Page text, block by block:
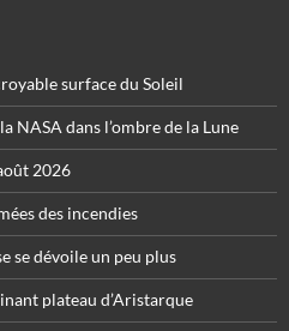
surface du Soleil
NASA dans l’ombre de la Lune
2026
des incendies
se dévoile un peu plus
plateau d’Aristarque